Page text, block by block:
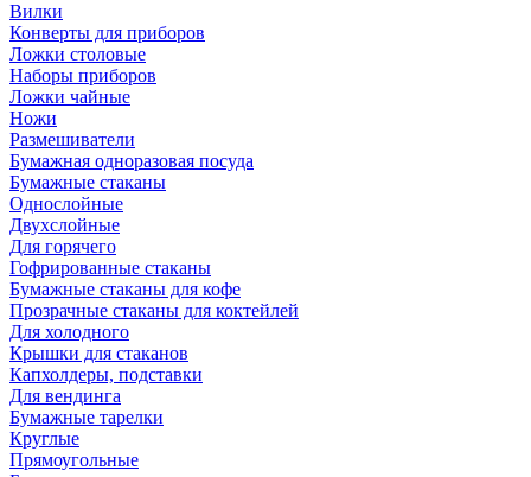
Вилки
Конверты для приборов
Ложки столовые
Наборы приборов
Ложки чайные
Ножи
Размешиватели
Бумажная одноразовая посуда
Бумажные стаканы
Однослойные
Двухслойные
Для горячего
Гофрированные стаканы
Бумажные стаканы для кофе
Прозрачные стаканы для коктейлей
Для холодного
Крышки для стаканов
Капхолдеры, подставки
Для вендинга
Бумажные тарелки
Круглые
Прямоугольные